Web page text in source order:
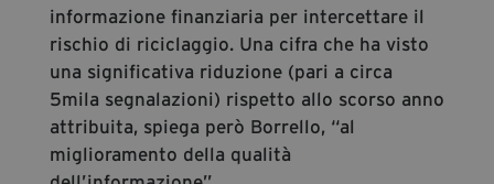
informazione finanziaria per intercettare il
rischio di riciclaggio. Una cifra che ha visto
una significativa riduzione (pari a circa
5mila segnalazioni) rispetto allo scorso anno
attribuita, spiega però Borrello, “al
miglioramento della qualità